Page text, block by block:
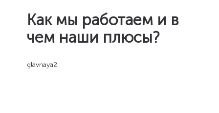
Как мы работаем и в
чем наши плюсы?